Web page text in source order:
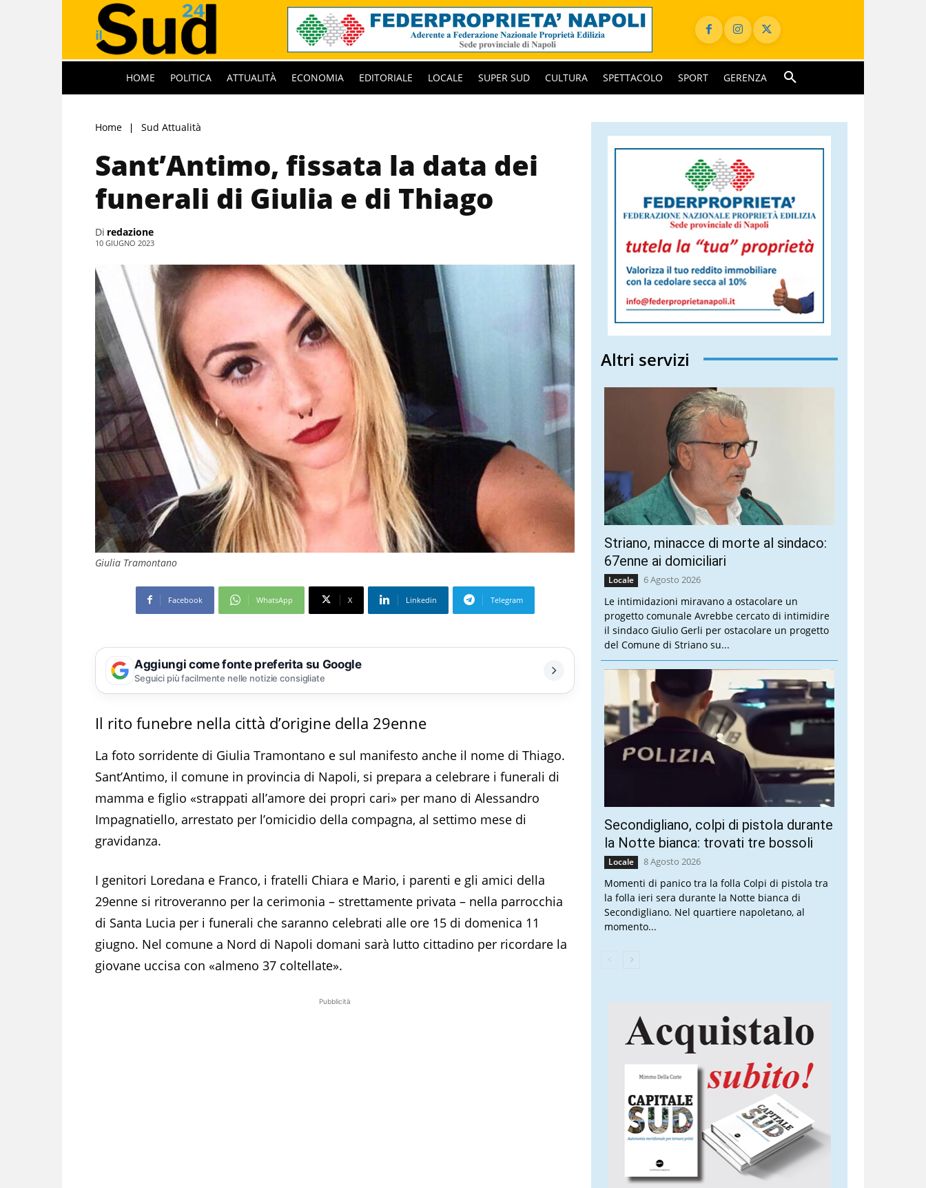
HOME POLITICA ATTUALITÀ ECONOMIA EDITORIALE LOCALE SUPER SUD CULTURA SPETTACOLO SPORT GERENZA
Home Sud Attualità
Sant’Antimo, fissata la data dei
funerali di Giulia e di Thiago
Di redazione
10 GIUGNO 2023
Giulia Tramontano
Facebook WhatsApp X Linkedin Telegram
Aggiungi come fonte preferita su Google
Seguici più facilmente nelle notizie consigliate
Il rito funebre nella città d’origine della 29enne
La foto sorridente di Giulia Tramontano e sul manifesto anche il nome di Thiago.
Sant’Antimo, il comune in provincia di Napoli, si prepara a celebrare i funerali di
mamma e figlio «strappati all’amore dei propri cari» per mano di Alessandro
Impagnatiello, arrestato per l’omicidio della compagna, al settimo mese di
gravidanza.
I genitori Loredana e Franco, i fratelli Chiara e Mario, i parenti e gli amici della
29enne si ritroveranno per la cerimonia – strettamente privata – nella parrocchia
di Santa Lucia per i funerali che saranno celebrati alle ore 15 di domenica 11
giugno. Nel comune a Nord di Napoli domani sarà lutto cittadino per ricordare la
giovane uccisa con «almeno 37 coltellate».
Pubblicità
Altri servizi
Striano, minacce di morte al sindaco:
67enne ai domiciliari
Locale 6 Agosto 2026
Le intimidazioni miravano a ostacolare un
progetto comunale Avrebbe cercato di intimidire
il sindaco Giulio Gerli per ostacolare un progetto
del Comune di Striano su...
Secondigliano, colpi di pistola durante
la Notte bianca: trovati tre bossoli
Locale 8 Agosto 2026
Momenti di panico tra la folla Colpi di pistola tra
la folla ieri sera durante la Notte bianca di
Secondigliano. Nel quartiere napoletano, al
momento...